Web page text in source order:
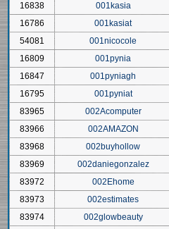
16838
001kasia
16786
001kasiat
54081
001nicocole
16809
001pynia
16847
001pyniagh
16795
001pyniat
83965
002Acomputer
83966
002AMAZON
83968
002buyhollow
83969
002daniegonzalez
83972
002Ehome
83973
002estimates
83974
002glowbeauty